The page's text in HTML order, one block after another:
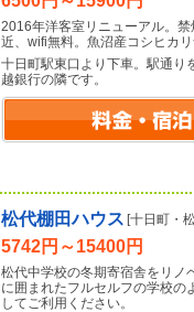
2016年洋客室リニューアル。
近、wifi無料。魚沼産コシヒカ
十日町駅東口より下車。駅通り
越銀行の隣です。
松代棚田ハウス [十日町・
5742円～15400円
松代中学校の冬期寄宿舎をリノ
に囲まれたフルセルフの学校の
してご利用ください。